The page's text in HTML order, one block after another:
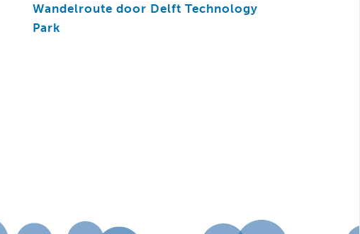
Wandelroute door Delft Technology
Park